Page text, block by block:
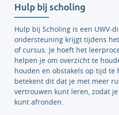
Hulp bij scholing
Hulp bij Scholing is een UWV-
ondersteuning krijgt tijdens
of cursus. Je hoeft het
helpen je om overzicht te
houden en obstakels op tijd te
betekent dit dat je met meer
vertrouwen kunt leren, zodat
kunt afronden.